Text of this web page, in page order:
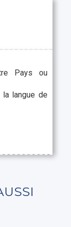
Pays ou
la langue de